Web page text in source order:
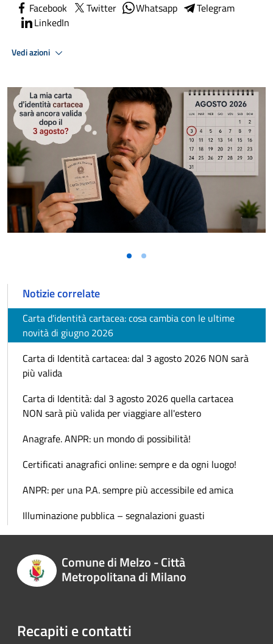
Facebook Twitter Whatsapp
Telegram
LinkedIn
Vedi azioni
Vai alla slide 1
Vai alla slide 2
Notizie correlate
Carta d'identità cartacea: cosa cambia con le ultime
novità di giugno 2026
Carta di Identità cartacea: dal 3 agosto 2026 NON sarà
più valida
Carta di Identità: dal 3 agosto 2026 quella cartacea
NON sarà più valida per viaggiare all'estero
Anagrafe. ANPR: un mondo di possibilità!
Certificati anagrafici online: sempre e da ogni luogo!
ANPR: per una P.A. sempre più accessibile ed amica
Illuminazione pubblica – segnalazioni guasti
Comune di Melzo - Città
Metropolitana di Milano
Recapiti e contatti